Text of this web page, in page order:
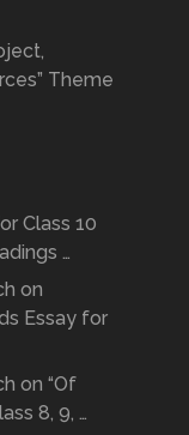
Theme
Class 10
…
on
Essay for
on “Of
8, 9, …